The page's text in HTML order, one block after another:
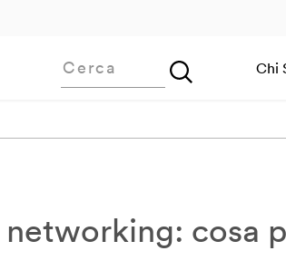
Chi
Corey Timpson
cosa